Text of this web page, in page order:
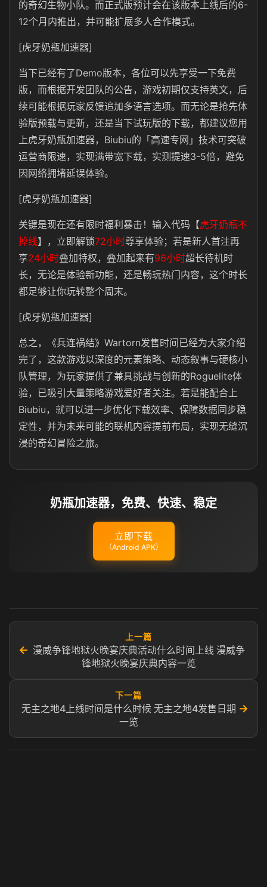
的奇幻生物小队。而正式版预计会在该版本上线后的6-
12个月内推出，并可能扩展多人合作模式。
[虎牙奶瓶加速器]
当下已经有了Demo版本，各位可以先享受一下免费
版，而根据开发团队的公告，游戏初期仅支持英文，后
续可能根据玩家反馈追加多语言选项。而无论是抢先体
验版预载与更新，还是当下试玩版的下载，都建议您用
上虎牙奶瓶加速器，Biubiu的「高速专网」技术可突破
运营商限速，实现满带宽下载，实测提速3-5倍，避免
因网络拥堵延误体验。
[虎牙奶瓶加速器]
关键是现在还有限时福利暴击！输入代码【虎牙奶瓶不
掉线】，立即解锁72小时尊享体验；若是新人首注再
享24小时叠加特权，叠加起来有96小时超长待机时
长，无论是体验新功能，还是畅玩热门内容，这个时长
都足够让你玩转整个周末。
[虎牙奶瓶加速器]
总之，
《兵连祸结》Wartorn发售时间已经为大家介绍
完了，这款游戏以深度的元素策略、动态叙事与硬核小
队管理，为玩家提供了兼具挑战与创新的Roguelite体
验，已吸引大量策略游戏爱好者关注。若是能配合上
Biubiu，就可以进一步优化下载效率、保障数据同步稳
定性，并为未来可能的联机内容提前布局，实现无缝沉
浸的奇幻冒险之旅。
奶瓶加速器，免费、快速、稳定
立即下载
（Android APK）
←
上一篇
漫威争锋地狱火晚宴庆典活动什么时间上线 漫威争
锋地狱火晚宴庆典内容一览
下一篇
无主之地4上线时间是什么时候 无主之地4发售日期
一览
→